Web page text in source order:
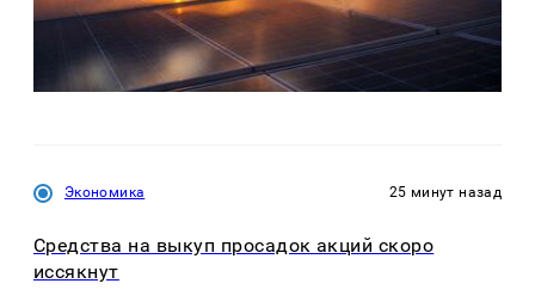
Экономика 25 минут назад
Средства на выкуп просадок акций скоро
иссякнут